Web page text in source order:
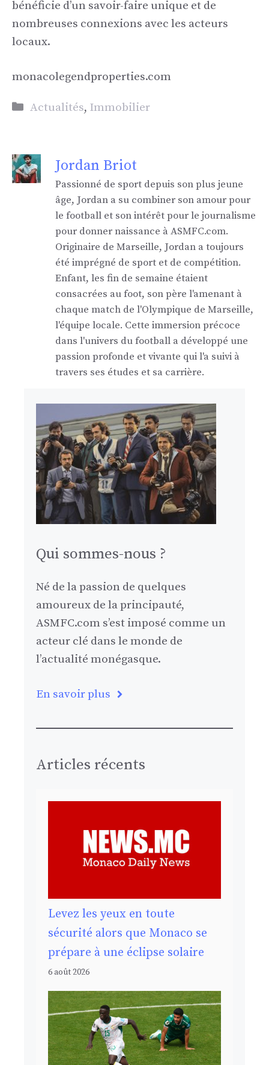
bénéficie d’un savoir-faire unique et de
nombreuses connexions avec les acteurs
locaux.
monacolegendproperties.com
Catégories
Actualités, Immobilier
Jordan Briot
Passionné de sport depuis son plus jeune
âge, Jordan a su combiner son amour pour
le football et son intérêt pour le journalisme
pour donner naissance à ASMFC.com.
Originaire de Marseille, Jordan a toujours
été imprégné de sport et de compétition.
Enfant, les fin de semaine étaient
consacrées au foot, son père l'amenant à
chaque match de l'Olympique de Marseille,
l'équipe locale. Cette immersion précoce
dans l'univers du football a développé une
passion profonde et vivante qui l'a suivi à
travers ses études et sa carrière.
Qui sommes-nous ?
Né de la passion de quelques
amoureux de la principauté,
ASMFC.com s’est imposé comme un
acteur clé dans le monde de
l’actualité monégasque.
En savoir plus
Articles récents
Levez les yeux en toute
sécurité alors que Monaco se
prépare à une éclipse solaire
6 août 2026